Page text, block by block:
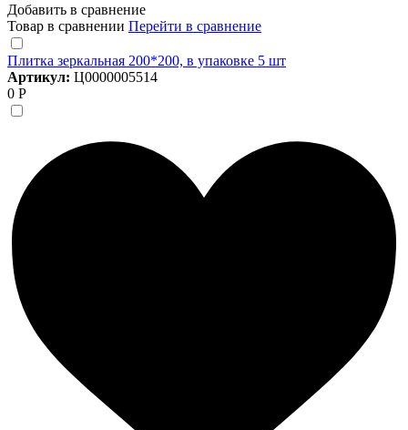
Добавить в сравнение
Товар в сравнении Перейти в сравнение
Плитка зеркальная 200*200, в упаковке 5 шт
Артикул: Ц0000005514
0 Р